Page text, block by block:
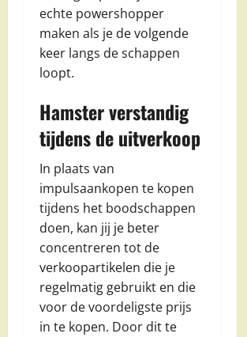
echte powershopper
maken als je de volgende
keer langs de schappen
loopt.
Hamster verstandig
tijdens de uitverkoop
In plaats van
impulsaankopen te kopen
tijdens het boodschappen
doen, kan jij je beter
concentreren tot de
verkoopartikelen die je
regelmatig gebruikt en die
voor de voordeligste prijs
in te kopen. Door dit te